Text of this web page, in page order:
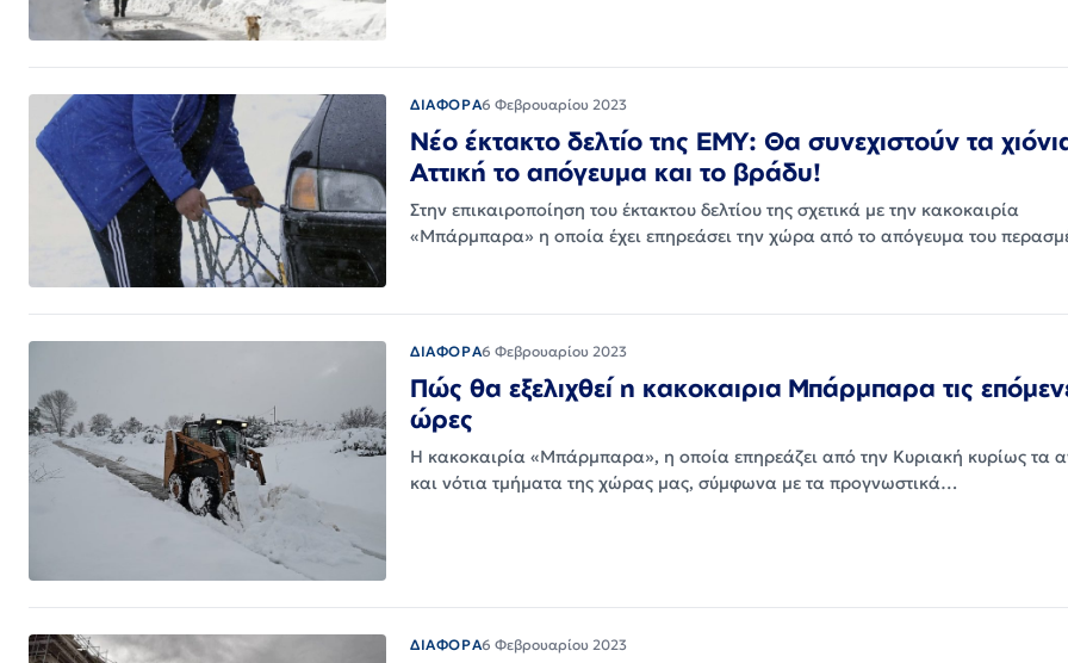
ΔΙΑΦΟΡΑ6 Φεβρουαρίου 2023
Νέο έκτακτο δελτίο της ΕΜΥ: Θα συνεχιστούν τα
Αττική το απόγευμα και το βράδυ!
Στην επικαιροποίηση του έκτακτου δελτίου της σχετικά με την κακοκαιρία
«Μπάρμπαρα» η οποία έχει επηρεάσει την χώρα από το απόγευμα του
ΔΙΑΦΟΡΑ6 Φεβρουαρίου 2023
Πώς θα εξελιχθεί η κακοκαιρια Μπάρμπαρα τις
ώρες
Η κακοκαιρία «Μπάρμπαρα», η οποία επηρεάζει από την Κυριακή κυρίως τα
και νότια τμήματα της χώρας μας, σύμφωνα με τα προγνωστικά…
ΔΙΑΦΟΡΑ6 Φεβρουαρίου 2023